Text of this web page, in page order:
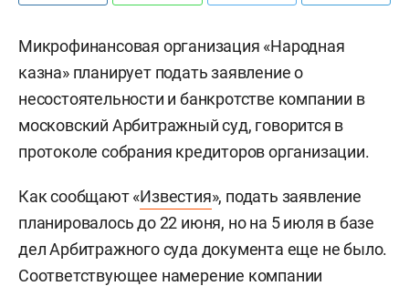
Микрофинансовая организация «Народная
казна» планирует подать заявление о
несостоятельности и банкротстве компании в
московский Арбитражный суд, говорится в
протоколе собрания кредиторов организации.
Как сообщают «Известия», подать заявление
планировалось до 22 июня, но на 5 июля в базе
дел Арбитражного суда документа еще не было.
Соответствующее намерение компании